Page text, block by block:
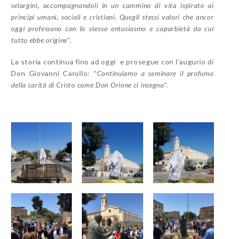
selargini, accompagnandoli in un cammino di vita ispirato ai
principi umani, sociali e cristiani. Quegli stessi valori che ancor
oggi professano con lo stesso entusiasmo e caparbietà da cui
tutto ebbe origine“.
La storia continua fino ad oggi e prosegue con l’augurio di
Don Giovanni Carollo: “Continuiamo a seminare il profumo
della carità di Cristo come Don Orione ci insegna“.